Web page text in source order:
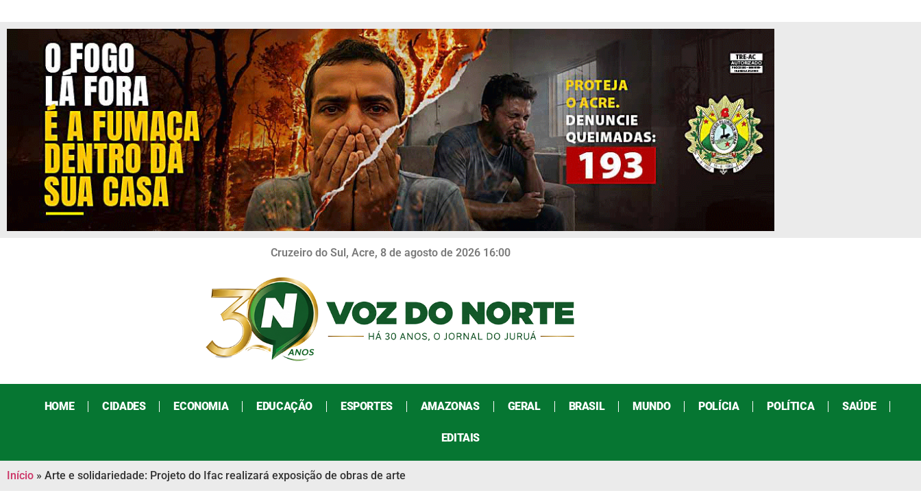
Cruzeiro do Sul, Acre, 8 de agosto de 2026 16:00
HOME CIDADES ECONOMIA EDUCAÇÃO ESPORTES AMAZONAS GERAL BRASIL MUNDO POLÍCIA POLÍTICA SAÚDE
EDITAIS
Início » Arte e solidariedade: Projeto do Ifac realizará exposição de obras de arte